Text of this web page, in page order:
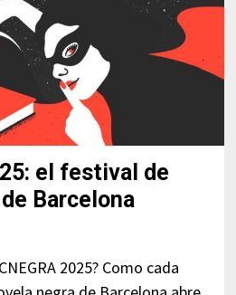
el festival de
Barcelona
2025? Como cada